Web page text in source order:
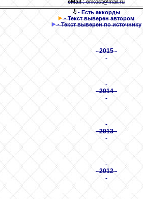
eMail: erikost@mail.ru
- Есть аккорды
- Текст выверен автором
- Текст выверен по источнику
- 2015 -
- 2014 -
- 2013 -
- 2012 -